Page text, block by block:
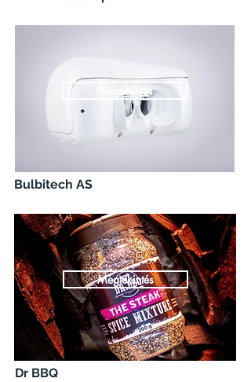
Megtekintés
Bulbitech AS
Megtekintés
Dr BBQ